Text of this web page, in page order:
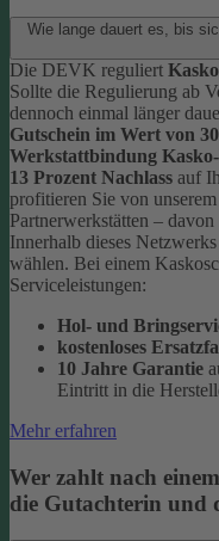
Wie lange dauert es, bis
Die DEVK reguliert
Sollte die Regulierung ab
dennoch einmal länger
Gutschein im Wert von
Werkstattbindung
13 Prozent Nachlass auf
profitieren Sie von
Partnerwerkstätten –
Innerhalb dieses
wählen. Bei einem
Serviceleistungen:
Hol- und
kostenloses
10 Jahre Garantie
Eintritt in die
Mehr erfahren
Wer zahlt nach
die Gutachterin und